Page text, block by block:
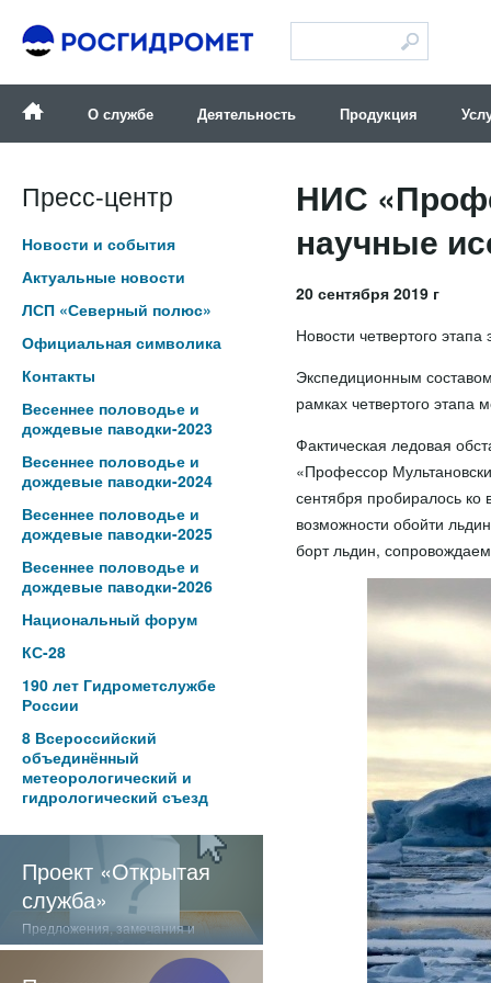
О службе Деятельность Продукция
Пресс-центр
Новости и события
Актуальные новости
ЛСП «Северный полюс»
Официальная символика
Контакты
Весеннее половодье и
дождевые паводки-2023
Весеннее половодье и
дождевые паводки-2024
Весеннее половодье и
дождевые паводки-2025
Весеннее половодье и
дождевые паводки-2026
Национальный форум
КС-28
190 лет Гидрометслужбе
России
8 Всероссийский
объединённый
метеорологический и
гидрологический съезд
Проект «Открытая
служба»
Предложения, замечания и
отзывы о нашей работе
НИС
научные
20 сентября 2019 г
Новости четвертого
Экспедиционным
рамках четвертого этапа
Фактическая ледовая
«Профессор
сентября пробиралось ко
возможности обойти
борт льдин,